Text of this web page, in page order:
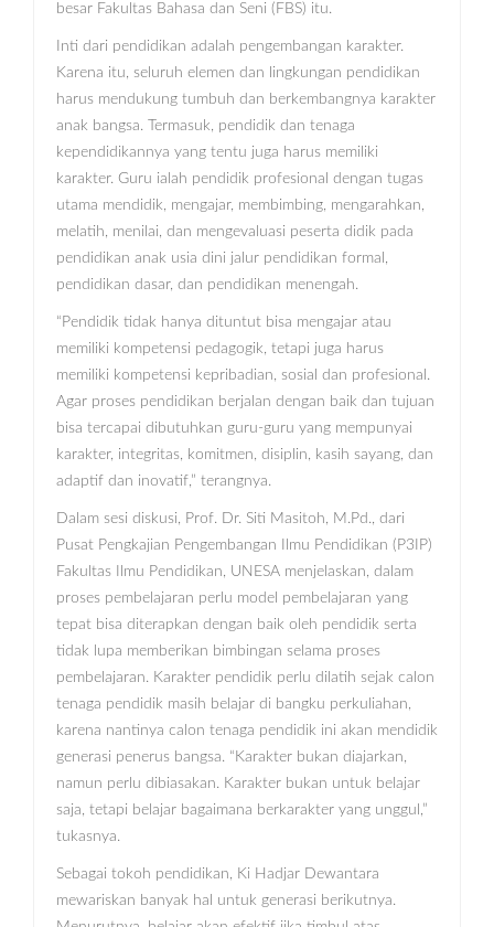
besar Fakultas Bahasa dan Seni (FBS) itu.
Inti dari pendidikan adalah pengembangan karakter.
Karena itu, seluruh elemen dan lingkungan pendidikan
harus mendukung tumbuh dan berkembangnya karakter
anak bangsa. Termasuk, pendidik dan tenaga
kependidikannya yang tentu juga harus memiliki
karakter. Guru ialah pendidik profesional dengan tugas
utama mendidik, mengajar, membimbing, mengarahkan,
melatih, menilai, dan mengevaluasi peserta didik pada
pendidikan anak usia dini jalur pendidikan formal,
pendidikan dasar, dan pendidikan menengah.
“Pendidik tidak hanya dituntut bisa mengajar atau
memiliki kompetensi pedagogik, tetapi juga harus
memiliki kompetensi kepribadian, sosial dan profesional.
Agar proses pendidikan berjalan dengan baik dan tujuan
bisa tercapai dibutuhkan guru-guru yang mempunyai
karakter, integritas, komitmen, disiplin, kasih sayang, dan
adaptif dan inovatif,” terangnya.
Dalam sesi diskusi, Prof. Dr. Siti Masitoh, M.Pd., dari
Pusat Pengkajian Pengembangan Ilmu Pendidikan (P3IP)
Fakultas Ilmu Pendidikan, UNESA menjelaskan, dalam
proses pembelajaran perlu model pembelajaran yang
tepat bisa diterapkan dengan baik oleh pendidik serta
tidak lupa memberikan bimbingan selama proses
pembelajaran. Karakter pendidik perlu dilatih sejak calon
tenaga pendidik masih belajar di bangku perkuliahan,
karena nantinya calon tenaga pendidik ini akan mendidik
generasi penerus bangsa. “Karakter bukan diajarkan,
namun perlu dibiasakan. Karakter bukan untuk belajar
saja, tetapi belajar bagaimana berkarakter yang unggul,”
tukasnya.
Sebagai tokoh pendidikan, Ki Hadjar Dewantara
mewariskan banyak hal untuk generasi berikutnya.